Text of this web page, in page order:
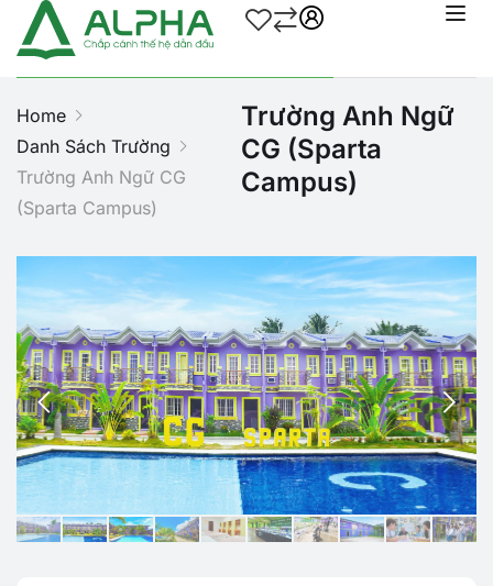
Home
Danh Sách Trường
Trường Anh Ngữ CG
(Sparta Campus)
Trường Anh Ngữ
CG (Sparta
Campus)